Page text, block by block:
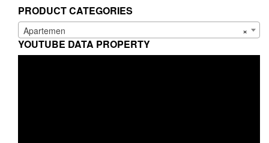
PRODUCT CATEGORIES
×
Apartemen
YOUTUBE DATA PROPERTY